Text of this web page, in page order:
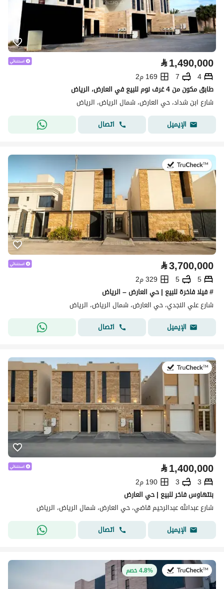
⃁1,490,000
4
7
169 م2
طابق مكون من 4 غرف نوم للبيع في العارض، الرياض
شارع ابن شداد، حي العارض، شمال الرياض، الرياض
الإيميل
اتصال
في:27 يوليو 2026
⃁3,700,000
5
5
329 م2
# فيلا فاخرة للبيع | حي العارض – الرياض
شارع علي النجدي، حي العارض، شمال الرياض، الرياض
الإيميل
اتصال
في:27 يوليو 2026
⃁1,400,000
3
3
190 م2
بنتهاوس فاخر للبيع | حي العارض
شارع عبدالله عبدالرحيم قاضي، حي العارض، شمال الرياض، الرياض
الإيميل
اتصال
في:20 يوليو 20264.8% خصم